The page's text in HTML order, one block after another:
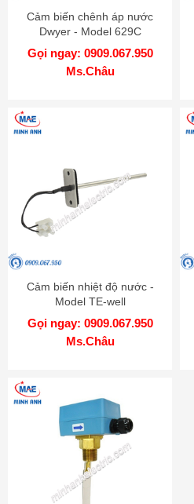
Cảm biến chênh áp nước
Dwyer - Model 629C
Gọi ngay: 0909.067.950
Ms.Châu
Cảm biến nhiệt độ nước -
Model TE-well
Gọi ngay: 0909.067.950
Ms.Châu